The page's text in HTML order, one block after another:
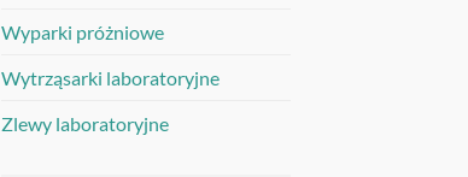
Wyparki próżniowe
Wytrząsarki laboratoryjne
Zlewy laboratoryjne